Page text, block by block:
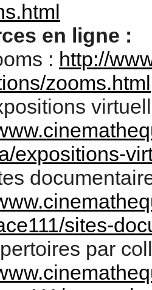
en ligne :
: http://
zooms.html
expositions-
sites-
par